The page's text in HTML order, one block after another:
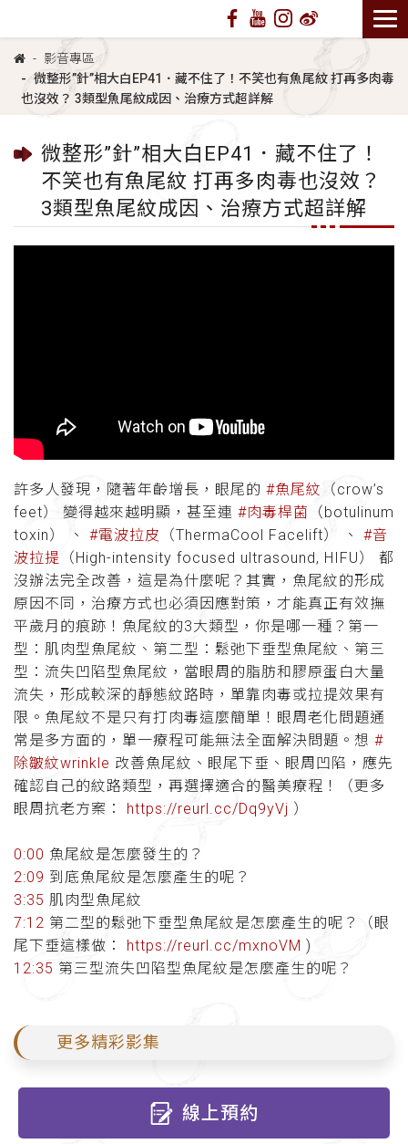
影音專區
微整形”針”相大白EP41．藏不住了！不笑也有魚尾紋 打再多肉毒
也沒效？ 3類型魚尾紋成因、治療方式超詳解
微整形”針”相大白EP41．藏不住了！
不笑也有魚尾紋 打再多肉毒也沒效？
3類型魚尾紋成因、治療方式超詳解
許多人發現，隨著年齡增長，眼尾的 #魚尾紋
（crow’s
feet） 變得越來越明顯，甚至連 #肉毒桿菌
（botulinum
toxin） 、 #電波拉皮 （ThermaCool Facelift） 、 #音
波拉提 （High-intensity focused ultrasound, HIFU） 都
沒辦法完全改善，這是為什麼呢？其實，魚尾紋的形成
原因不同，治療方式也必須因應對策，才能真正有效撫
平歲月的痕跡！魚尾紋的3大類型，你是哪一種？第一
型：肌肉型魚尾紋、第二型：鬆弛下垂型魚尾紋、第三
型：流失凹陷型魚尾紋，當眼周的脂肪和膠原蛋白大量
流失，形成較深的靜態紋路時，單靠肉毒或拉提效果有
限。魚尾紋不是只有打肉毒這麼簡單！眼周老化問題通
常是多方面的，單一療程可能無法全面解決問題。想 #
除皺紋wrinkle 改善魚尾紋、眼尾下垂、眼周凹陷，應先
確認自己的紋路類型，再選擇適合的醫美療程！（更多
眼周抗老方案： https://reurl.cc/Dq9yVj ）
0:00 魚尾紋是怎麼發生的？
2:09 到底魚尾紋是怎麼產生的呢？
3:35 肌肉型魚尾紋
7:12 第二型的鬆弛下垂型魚尾紋是怎麼產生的呢？（眼
尾下垂這樣做： https://reurl.cc/mxnoVM )
12:35 第三型流失凹陷型魚尾紋是怎麼產生的呢？
更多精彩影集
線上預約